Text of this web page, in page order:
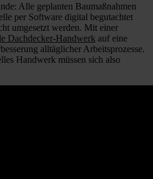
Alle geplanten Baumaßnahmen
per Software digital begutachtet
umgesetzt werden. Mit einer
Dachdecker-Handwerk auf eine
alltäglicher Arbeitsprozesse.
Handwerk müssen sich also